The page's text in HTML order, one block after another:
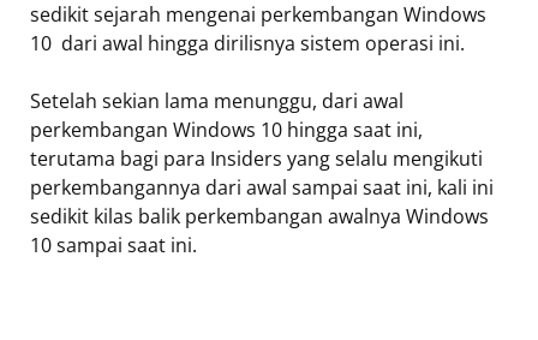
sedikit sejarah mengenai perkembangan Windows
10  dari awal hingga dirilisnya sistem operasi ini.
Setelah sekian lama menunggu, dari awal
perkembangan Windows 10 hingga saat ini,
terutama bagi para Insiders yang selalu mengikuti
perkembangannya dari awal sampai saat ini, kali ini
sedikit kilas balik perkembangan awalnya Windows
10 sampai saat ini.